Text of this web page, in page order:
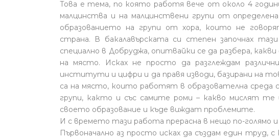
Това е тема, по която работя вече от около 4
малцинства и на малцинствени групи от
образованието на групи от хора, които не
страна. В бакалавърската си степен започнах
специално в Добруджа, опитвайки се да разбера,
на място. Исках не просто да разглеждам
институти и цифри и да правя изводи, базирани на
са на място, които работят в образователна среда
групи, както и със самите роми – какво мислят
своето образование и къде виждат проблемите.
И с времето тази работа прерасна в нещо по-голямо и
Първоначално аз просто исках да създам един труд,